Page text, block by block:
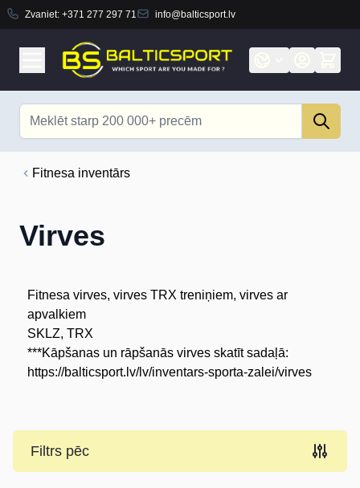
Zvaniet: +371 277 297 71 info@balticsport.lv
Fitnesa inventārs
Virves
Fitnesa virves, virves TRX treniņiem, virves ar
apvalkiem
SKLZ, TRX
***Kāpšanas un rāpšanās virves skatīt sadaļā:
https://balticsport.lv/lv/inventars-sporta-zalei/virves
Filtrs pēc